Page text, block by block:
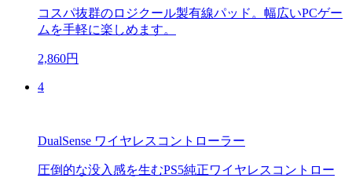
コスパ抜群のロジクール製有線パッド。幅広いPCゲー
ムを手軽に楽しめます。
2,860円
4
DualSense ワイヤレスコントローラー
圧倒的な没入感を生むPS5純正ワイヤレスコントロー